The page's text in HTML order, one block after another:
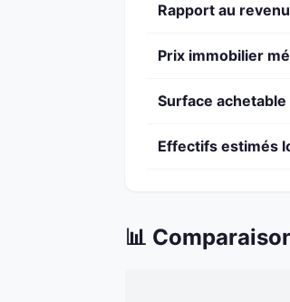
Rapport au
Prix immobilier
Surface achetable
Effectifs estimés
📊